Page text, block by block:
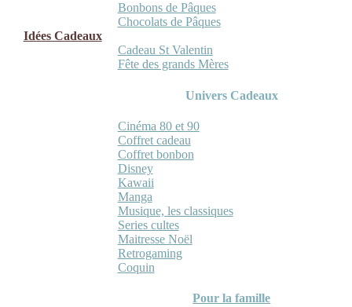
Bonbons de Pâques
Chocolats de Pâques
Idées Cadeaux
Cadeau St Valentin
Fête des grands Mères
Univers Cadeaux
Cinéma 80 et 90
Coffret cadeau
Coffret bonbon
Disney
Kawaii
Manga
Musique, les classiques
Series cultes
Maitresse Noël
Retrogaming
Coquin
Pour la famille